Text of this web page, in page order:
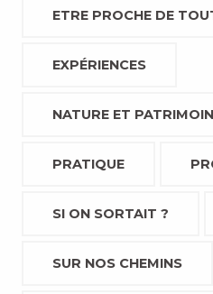
ETRE PROCHE DE
EXPÉRIENCES
NATURE ET
PRATIQUE
SI ON SORTAIT ?
SUR NOS CHEMINS